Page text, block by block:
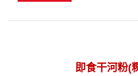
即食干河粉(